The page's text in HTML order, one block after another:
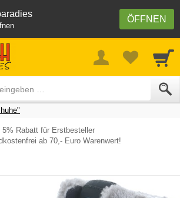
ÖFFNEN
5% Rabatt für Erstbesteller
ab 70,- Euro Warenwert!